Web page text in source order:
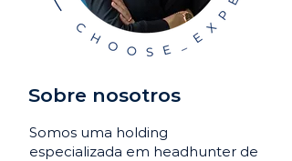
Sobre nosotros
Somos uma holding
especializada em headhunter de